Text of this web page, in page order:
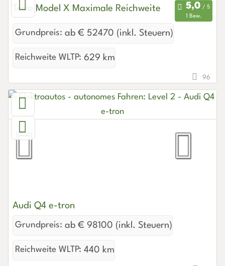
Tesla Model X Maximale Reichweite
1 Bew.
Grundpreis: ab € 52470 (inkl. Steuern)
Reichweite WLTP: 629 km
96
Audi Q4 e-tron
Grundpreis: ab € 98100 (inkl. Steuern)
Reichweite WLTP: 440 km